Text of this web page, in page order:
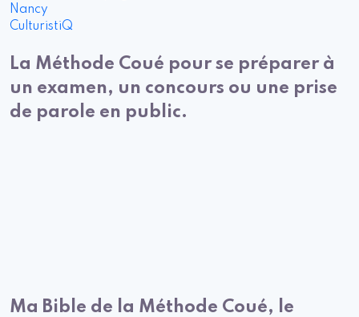
Nancy
CulturistiQ
La Méthode Coué pour se préparer à
un examen, un concours ou une prise
de parole en public.
Ma Bible de la Méthode Coué, le